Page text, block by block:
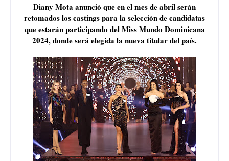
Diany Mota anunció que en el mes de abril serán
retomados los castings para la selección de candidatas
que estarán participando del Miss Mundo Dominicana
2024, donde será elegida la nueva titular del país.